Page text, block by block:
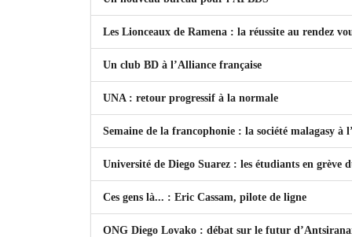
Les Lionceaux de Ramena : la réussite au rendez
Un club BD à l’Alliance française
UNA : retour progressif à la normale
Semaine de la francophonie : la société malagasy à
Université de Diego Suarez : les étudiants en grève
Ces gens là... : Eric Cassam, pilote de ligne
ONG Diego Lovako : débat sur le futur